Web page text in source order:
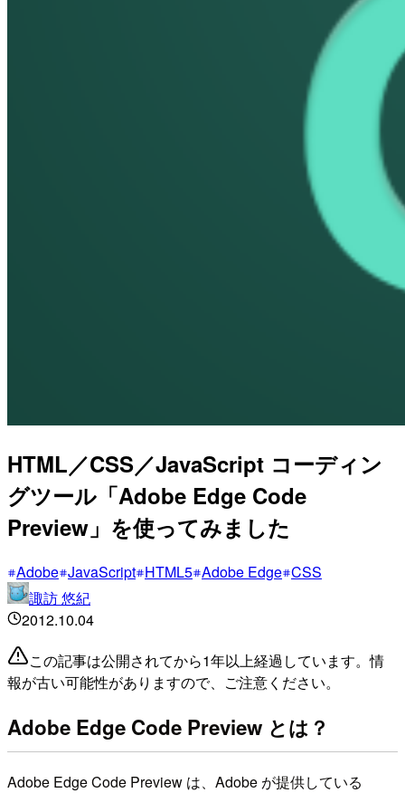
HTML／CSS／JavaScript コーディン
グツール「Adobe Edge Code
Preview」を使ってみました
Adobe JavaScript HTML5 Adobe Edge CSS
諏訪 悠紀
2012.10.04
この記事は公開されてから1年以上経過しています。情
報が古い可能性がありますので、ご注意ください。
Adobe Edge Code Preview とは？
Adobe Edge Code Preview は、Adobe が提供している